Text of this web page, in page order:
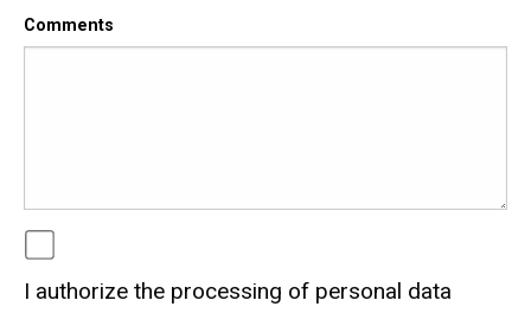
Comments
I authorize the processing of personal data